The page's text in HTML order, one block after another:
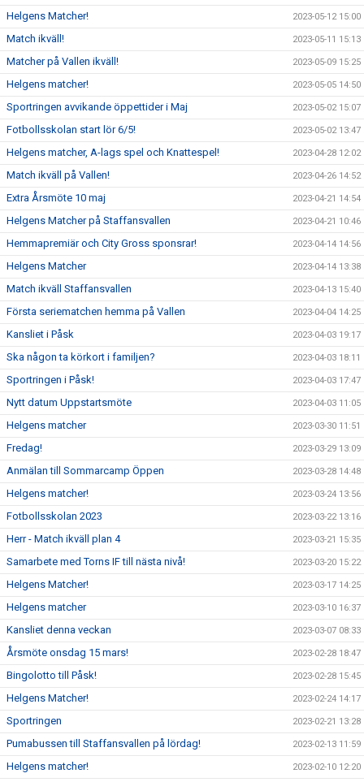
Helgens Matcher! 2023-05-12 15:00
Match ikväll! 2023-05-11 15:13
Matcher på Vallen ikväll! 2023-05-09 15:25
Helgens matcher! 2023-05-05 14:50
Sportringen avvikande öppettider i Maj 2023-05-02 15:07
Fotbollsskolan start lör 6/5! 2023-05-02 13:47
Helgens matcher, A-lags spel och Knattespel! 2023-04-28 12:02
Match ikväll på Vallen! 2023-04-26 14:52
Extra Årsmöte 10 maj 2023-04-21 14:54
Helgens Matcher på Staffansvallen 2023-04-21 10:46
Hemmapremiär och City Gross sponsrar! 2023-04-14 14:56
Helgens Matcher 2023-04-14 13:38
Match ikväll Staffansvallen 2023-04-13 15:40
Första seriematchen hemma på Vallen 2023-04-04 14:25
Kansliet i Påsk 2023-04-03 19:17
Ska någon ta körkort i familjen? 2023-04-03 18:11
Sportringen i Påsk! 2023-04-03 17:47
Nytt datum Uppstartsmöte 2023-04-03 11:05
Helgens matcher 2023-03-30 11:51
Fredag! 2023-03-29 13:09
Anmälan till Sommarcamp Öppen 2023-03-28 14:48
Helgens matcher! 2023-03-24 13:56
Fotbollsskolan 2023 2023-03-22 13:16
Herr - Match ikväll plan 4 2023-03-21 15:35
Samarbete med Torns IF till nästa nivå! 2023-03-20 15:22
Helgens Matcher! 2023-03-17 14:25
Helgens matcher 2023-03-10 16:37
Kansliet denna veckan 2023-03-07 08:33
Årsmöte onsdag 15 mars! 2023-02-28 18:47
Bingolotto till Påsk! 2023-02-28 15:45
Helgens Matcher! 2023-02-24 14:17
Sportringen 2023-02-21 13:28
Pumabussen till Staffansvallen på lördag! 2023-02-13 11:59
Helgens matcher! 2023-02-10 12:20